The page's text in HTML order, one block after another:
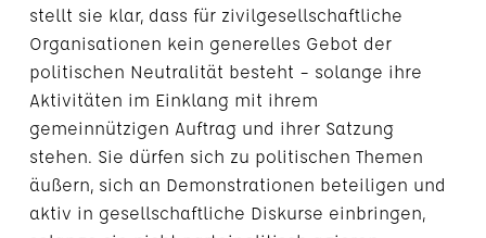
stellt sie klar, dass für zivilgesellschaftliche
Organisationen kein generelles Gebot der
politischen Neutralität besteht – solange ihre
Aktivitäten im Einklang mit ihrem
gemeinnützigen Auftrag und ihrer Satzung
stehen. Sie dürfen sich zu politischen Themen
äußern, sich an Demonstrationen beteiligen und
aktiv in gesellschaftliche Diskurse einbringen,